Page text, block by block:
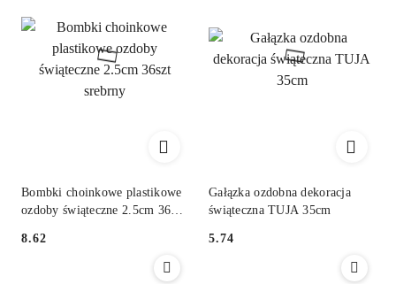
Bombki choinkowe plastikowe
ozdoby świąteczne 2.5cm 36szt
Cena:
8.62
Gałązka ozdobna dekoracja
świąteczna TUJA 35cm
Cena:
5.74